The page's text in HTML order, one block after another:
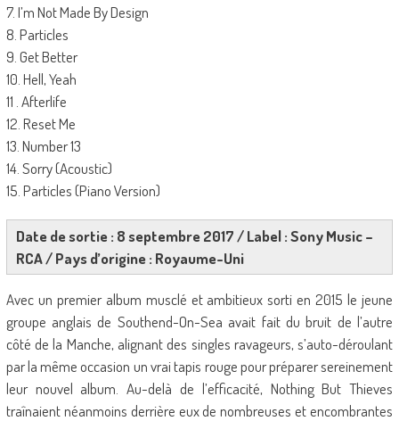
7. I’m Not Made By Design
8. Particles
9. Get Better
10. Hell, Yeah
11 . Afterlife
12. Reset Me
13. Number 13
14. Sorry (Acoustic)
15. Particles (Piano Version)
Date de sortie : 8 septembre 2017 / Label : Sony Music –
RCA / Pays d’origine : Royaume-Uni
Avec un premier album musclé et ambitieux sorti en 2015 le jeune
groupe anglais de Southend-On-Sea avait fait du bruit de l’autre
côté de la Manche, alignant des singles ravageurs, s’auto-déroulant
par la même occasion un vrai tapis rouge pour préparer sereinement
leur nouvel album. Au-delà de l’efficacité, Nothing But Thieves
traînaient néanmoins derrière eux de nombreuses et encombrantes